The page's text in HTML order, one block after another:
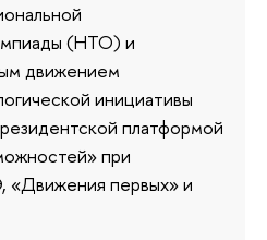
(НТО) и
движением
инициативы
платформой
при
первых» и